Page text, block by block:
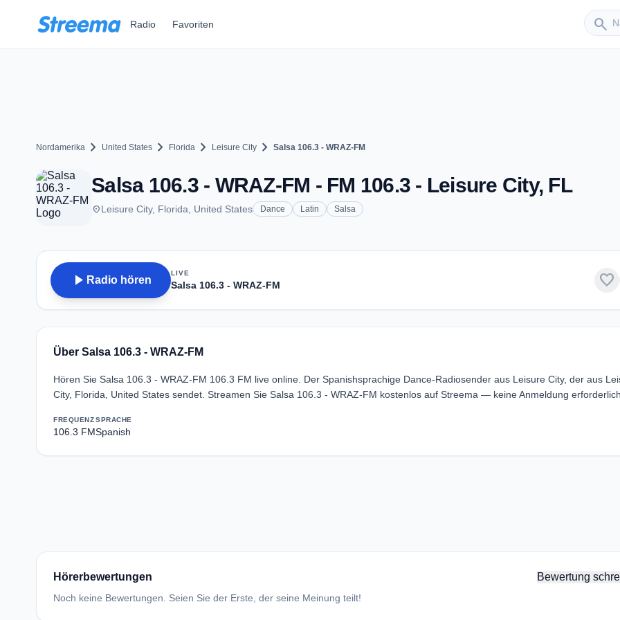
Radio Favoriten search
Sender
Nordamerika chevron_right United States chevron_right Florida chevron_right Leisure City chevron_right Salsa 106.3 - WRAZ-FM
Salsa 106.3 - WRAZ-FM - FM 106.3 - Leisure City, FL
placeLeisure City, Florida, United States Dance Latin Salsa
play_arrow Radio hören
LIVE
Salsa 106.3 - WRAZ-FM favorite
Über Salsa 106.3 - WRAZ-FM
Hören Sie Salsa 106.3 - WRAZ-FM 106.3 FM live online. Der Spanishsprachige Dance-Radiosender aus Leisure City, der aus
City, Florida, United States sendet. Streamen Sie Salsa 106.3 - WRAZ-FM kostenlos auf Streema — keine Anmeldung erforderlich.
FREQUENZ
106.3 FM
SPRACHE
Spanish
Hörerbewertungen Bewertung
Noch keine Bewertungen. Seien Sie der Erste, der seine Meinung teilt!